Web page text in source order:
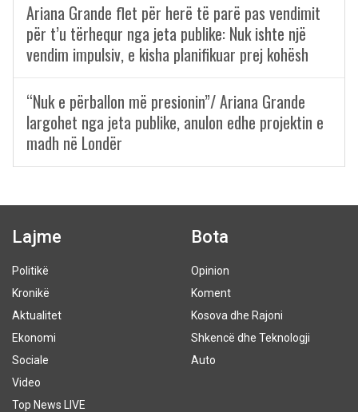
Ariana Grande flet për herë të parë pas vendimit
për t’u tërhequr nga jeta publike: Nuk ishte një
vendim impulsiv, e kisha planifikuar prej kohësh
“Nuk e përballon më presionin”/ Ariana Grande
largohet nga jeta publike, anulon edhe projektin e
madh në Londër
Lajme
Politikë
Kronikë
Aktualitet
Ekonomi
Sociale
Video
Top News LIVE
Bota
Opinion
Koment
Kosova dhe Rajoni
Shkencë dhe Teknologji
Auto